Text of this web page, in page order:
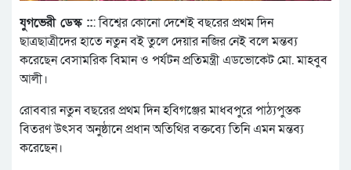
যুগভেরী ডেস্ক ::: বিশ্বের কোনো দেশেই বছরের প্রথম দিন
ছাত্রছাত্রীদের হাতে নতুন বই তুলে দেয়ার নজির নেই বলে মন্তব্য
করেছেন বেসামরিক বিমান ও পর্যটন প্রতিমন্ত্রী এডভোকেট মো. মাহবুব
আলী।
রোববার নতুন বছরের প্রথম দিন হবিগঞ্জের মাধবপুরে পাঠ্যপুস্তক
বিতরণ উৎসব অনুষ্ঠানে প্রধান অতিথির বক্তব্যে তিনি এমন মন্তব্য
করেছেন।